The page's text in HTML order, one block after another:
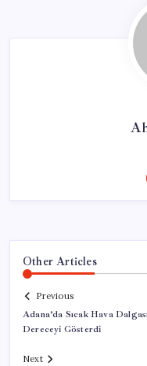
Other Articles
Previous
Adana’da Sıcak Hava
Dereceyi Gösterdi
Next